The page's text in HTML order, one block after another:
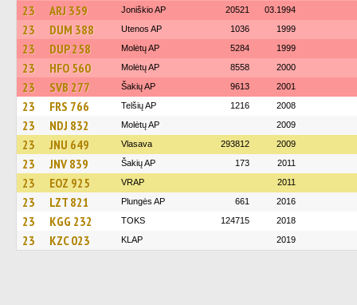
23 ARJ 359 Joniškio AP 20521 03.1994
23 DUM 388 Utenos AP 1036 1999
23 DUP 258 Molėtų AP 5284 1999
23 HFO 560 Molėtų AP 8558 2000
23 SVB 277 Šakių AP 9613 2001
23 FRS 766 Telšių AP 1216 2008
23 NDJ 832 Molėtų AP 2009
23 JNU 649 Vlasava 293812 2009
23 JNV 839 Šakių AP 173 2011
23 EOZ 925 VRAP 2011
23 LZT 821 Plungės AP 661 2016
23 KGG 232 TOKS 124715 2018
23 KZC 023 KLAP 2019